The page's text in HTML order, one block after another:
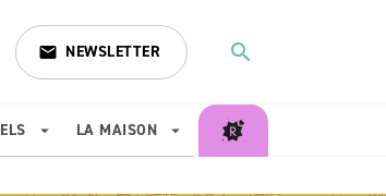
email NEWSLETTER search
arrow_drop_down LA MAISON arrow_drop_down
search